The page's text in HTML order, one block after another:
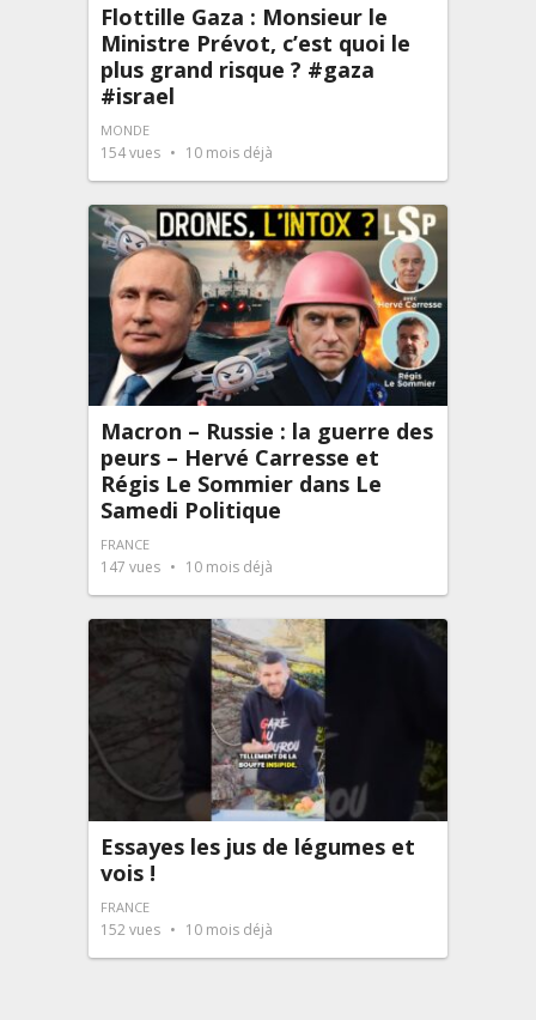
Flottille Gaza : Monsieur le
Ministre Prévot, c’est quoi le
plus grand risque ? #gaza
#israel
MONDE
154vues 10 mois déjà
Macron – Russie : la guerre des
peurs – Hervé Carresse et
Régis Le Sommier dans Le
Samedi Politique
FRANCE
147 vues 10 mois déjà
Essayes les jus de légumes et
vois !
FRANCE
152vues 10 mois déjà